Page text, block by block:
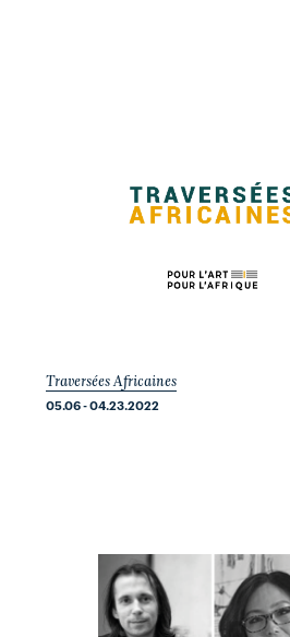
Traversées Africaines
05.06 - 04.23.2022